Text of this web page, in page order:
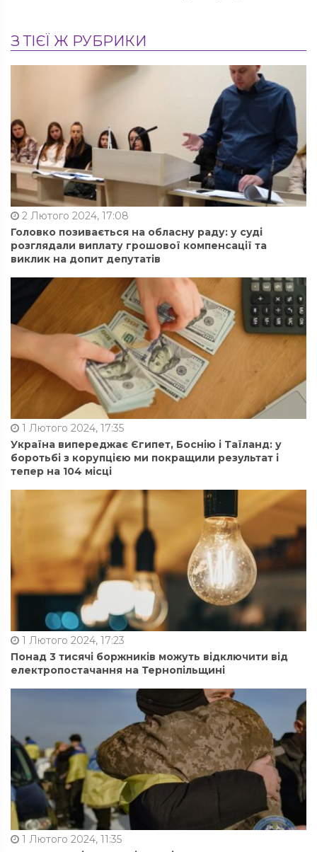
З ТІЄЇ Ж РУБРИКИ
2 Лютого 2024, 17:08
Головко позивається на обласну раду: у суді
розглядали виплату грошової компенсації та
виклик на допит депутатів
1 Лютого 2024, 17:35
Україна випереджає Єгипет, Боснію і Таїланд: у
боротьбі з корупцією ми покращили результат і
тепер на 104 місці
1 Лютого 2024, 17:23
Понад 3 тисячі боржників можуть відключити від
електропостачання на Тернопільщині
1 Лютого 2024, 11:35